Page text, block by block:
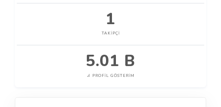
1
TAKIPÇI
5.01 B
PROFIL GÖSTERIM